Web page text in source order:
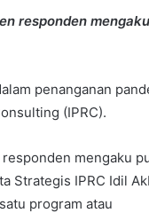
responden mengaku
penanganan
(IPRC).
mengaku
Strategis IPRC Idil
program atau